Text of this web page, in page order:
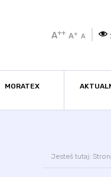
A++ A+ A
MORATEX
Jesteś tutaj: